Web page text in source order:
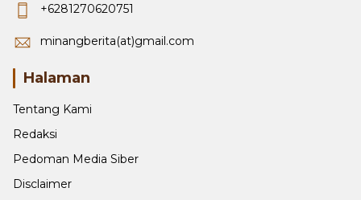
+6281270620751
minangberita(at)gmail.com
Halaman
Tentang Kami
Redaksi
Pedoman Media Siber
Disclaimer